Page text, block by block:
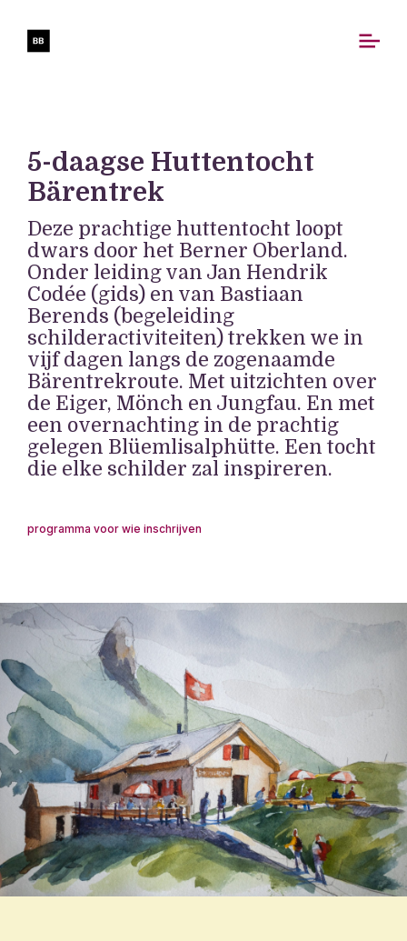
5-daagse Huttentocht
Bärentrek
Deze prachtige huttentocht loopt
dwars door het Berner Oberland.
Onder leiding van Jan Hendrik
Codée (gids) en van Bastiaan
Berends (begeleiding
schilderactiviteiten) trekken we in
vijf dagen langs de zogenaamde
Bärentrekroute. Met uitzichten over
de Eiger, Mönch en Jungfau. En met
een overnachting in de prachtig
gelegen Blüemlisalphütte. Een tocht
die elke schilder zal inspireren.
programma voor wie inschrijven